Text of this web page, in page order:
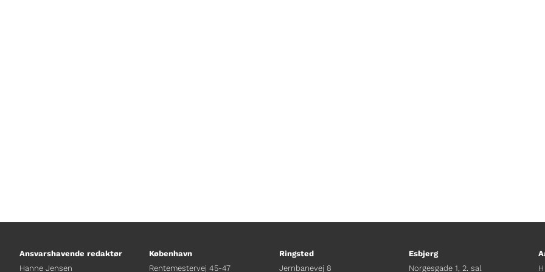
Ansvarshavende redaktør
Hanne Jensen
København
Rentemestervej 45-47
Ringsted
Jernbanevej 8
Esbjerg
Norgesgade 1, 2. sal